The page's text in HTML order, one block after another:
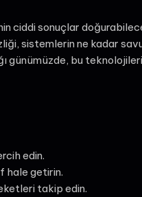
ciddi sonuçlar
sistemlerin ne kadar
günümüzde, bu
edin.
hale getirin.
takip edin.